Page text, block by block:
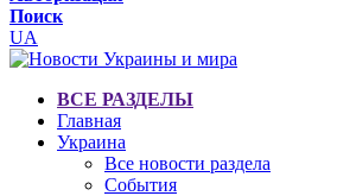
Поиск
UA
ВСЕ РАЗДЕЛЫ
Главная
Украина
Все новости раздела
События